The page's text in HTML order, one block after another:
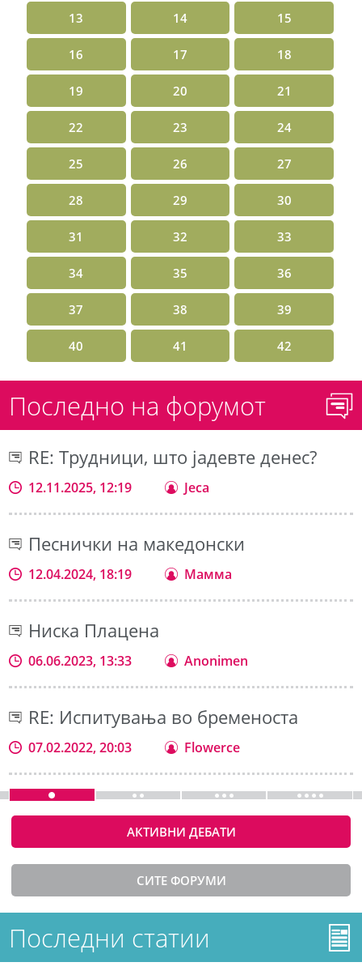
13 14 15
16 17 18
19 20 21
22 23 24
25 26 27
28 29 30
31 32 33
34 35 36
37 38 39
40 41 42
Последно на форумот
RE: Трудници, што јадевте денес?
12.11.2025, 12:19 Jeca
Песнички на македонски
12.04.2024, 18:19 Мамма
Ниска Плацена
06.06.2023, 13:33 Anonimen
RE: Испитувања во бременоста
07.02.2022, 20:03 Flowerce
АКТИВНИ ДЕБАТИ
СИТЕ ФОРУМИ
Последни статии